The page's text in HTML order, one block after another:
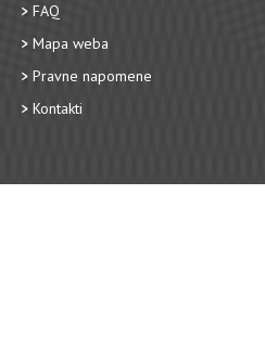
FAQ
Mapa weba
Pravne napomene
Kontakti